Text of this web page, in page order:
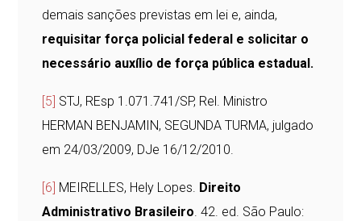
demais sanções previstas em lei e, ainda,
requisitar força policial federal e solicitar o
necessário auxílio de força pública estadual.
[5] STJ, REsp 1.071.741/SP, Rel. Ministro
HERMAN BENJAMIN, SEGUNDA TURMA, julgado
em 24/03/2009, DJe 16/12/2010.
[6] MEIRELLES, Hely Lopes. Direito
Administrativo Brasileiro. 42. ed. São Paulo: